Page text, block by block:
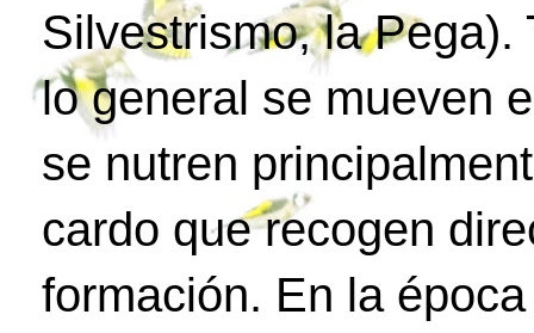
Silvestrismo, la Pega).
lo general se mueven
se nutren
cardo que recogen
formación. En la